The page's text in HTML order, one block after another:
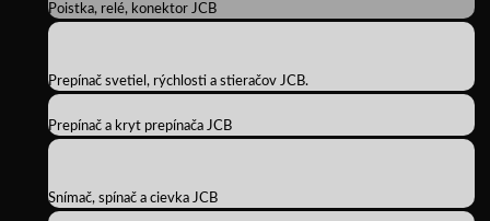
Poistka, relé, konektor JCB
Prepínač svetiel, rýchlosti a stieračov JCB.
Prepínač a kryt prepínača JCB
Snímač, spínač a cievka JCB